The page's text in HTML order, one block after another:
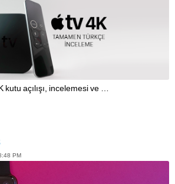
kutu açılışı, incelemesi ve …
PM